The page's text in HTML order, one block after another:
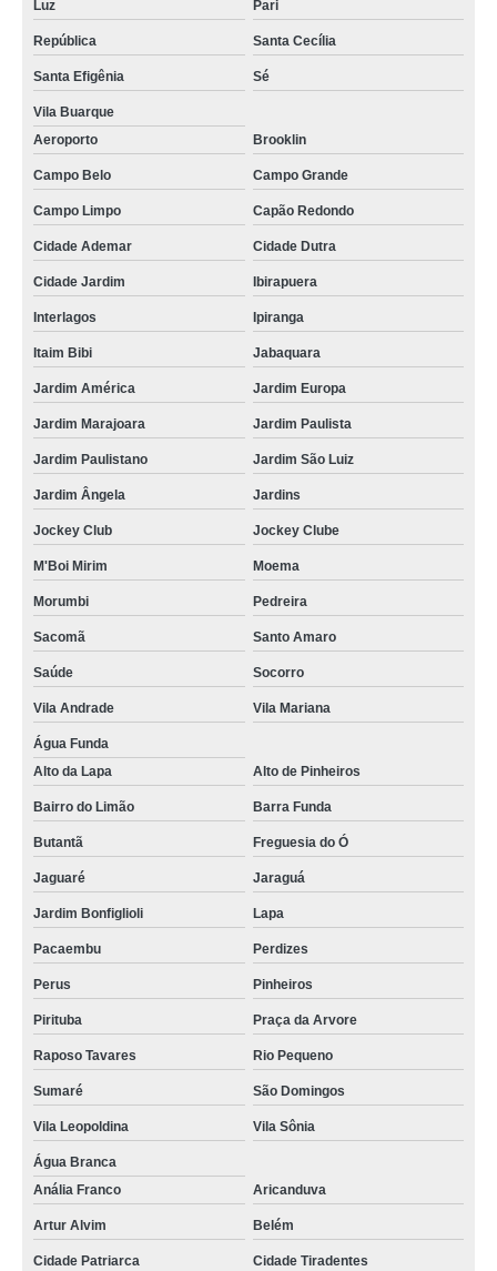
Luz Pari
República Santa Cecília
Santa Efigênia Sé
Vila Buarque
Aeroporto
Brooklin
Campo Belo Campo Grande
Campo Limpo Capão Redondo
Cidade Ademar Cidade Dutra
Cidade Jardim Ibirapuera
Interlagos Ipiranga
Itaim Bibi Jabaquara
Jardim América Jardim Europa
Jardim Marajoara Jardim Paulista
Jardim Paulistano Jardim São Luiz
Jardim Ângela Jardins
Jockey Club Jockey Clube
M'Boi Mirim Moema
Morumbi Pedreira
Sacomã Santo Amaro
Saúde Socorro
Vila Andrade Vila Mariana
Água Funda
Alto da Lapa
Alto de Pinheiros
Bairro do Limão Barra Funda
Butantã Freguesia do Ó
Jaguaré Jaraguá
Jardim Bonfiglioli Lapa
Pacaembu Perdizes
Perus Pinheiros
Pirituba Praça da Arvore
Raposo Tavares Rio Pequeno
Sumaré São Domingos
Vila Leopoldina Vila Sônia
Água Branca
Anália Franco
Aricanduva
Artur Alvim Belém
Cidade Patriarca Cidade Tiradentes